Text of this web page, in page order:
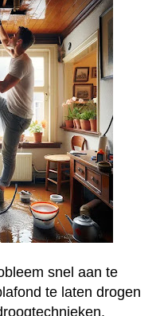
snel aan te
te laten drogen